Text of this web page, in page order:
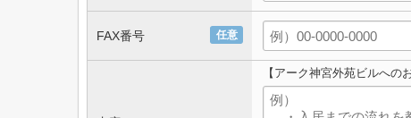
任意
FAX番号
【アーク神宮外苑ビルへの